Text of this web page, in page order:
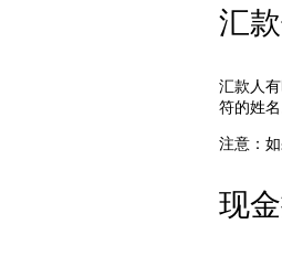
汇
汇款人
符的姓名
注意：
现